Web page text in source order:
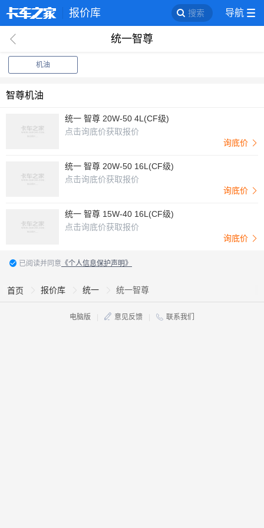
报价库 搜索 导航
回 统一智尊
机油
智尊机油
统一 智尊 20W-50 4L(CF级)
点击询底价获取报价
询底价
统一 智尊 20W-50 16L(CF级)
点击询底价获取报价
询底价
统一 智尊 15W-40 16L(CF级)
点击询底价获取报价
询底价
已阅读并同意 《个人信息保护声明》
首页 报价库 统一 统一智尊
电脑版 意见反馈 联系我们